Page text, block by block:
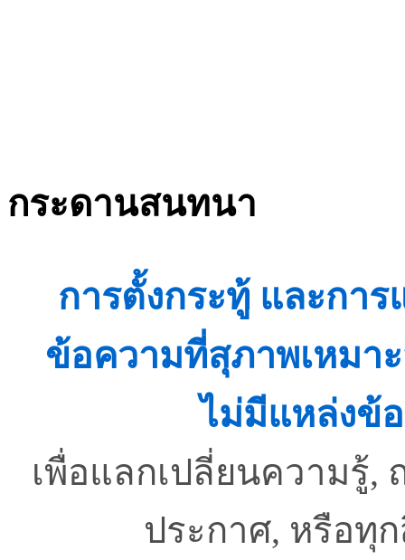
กระดานสนทนา
การตั้งกระทู้ และกา
ข้อความที่สุภาพเหมา
ไม่มีแหล่งข้
เพื่อแลกเปลี่ยนความรู้
ประกาศ, หรือทุ